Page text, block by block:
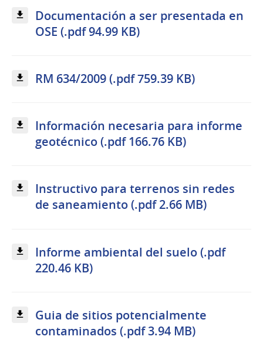
Documentación a ser presentada en
OSE (.pdf 94.99 KB)
RM 634/2009 (.pdf 759.39 KB)
Información necesaria para informe
geotécnico (.pdf 166.76 KB)
Instructivo para terrenos sin redes
de saneamiento (.pdf 2.66 MB)
Informe ambiental del suelo (.pdf
220.46 KB)
Guia de sitios potencialmente
contaminados (.pdf 3.94 MB)